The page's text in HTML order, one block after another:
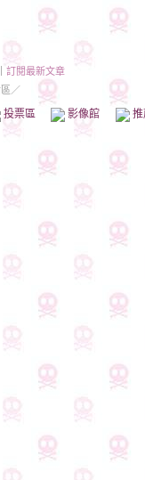
訂閱最新文章
／
投票區 影像館